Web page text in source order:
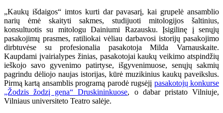
„Kaukų išdaigos“ imtos kurti dar pavasarį, kai grupelė ansamblio
narių ėmė skaityti sakmes, studijuoti mitologijos šaltinius,
konsultuotis su mitologu Dainiumi Razausku. Įsigilinę į senųjų
pasakojimų prasmes, ratiliokai vėliau darbavosi istorijų pasakojimo
dirbtuvėse su profesionalia pasakotoja Milda Varnauskaite.
Kaupdami įvairialypes žinias, pasakotojai kaukų veikimo atspindžių
ieškojo savo gyvenimo patirtyse, išgyvenimuose, senųjų sakmių
pagrindu dėliojo naujas istorijas, kūrė muzikinius kaukų paveikslus.
Pirmą kartą ansamblis programą parodė rugsėjį pasakotojų konkurse
„Žodzis žodzį gena“ Druskininkuose, o dabar pristato Vilniuje,
Vilniaus universiteto Teatro salėje.